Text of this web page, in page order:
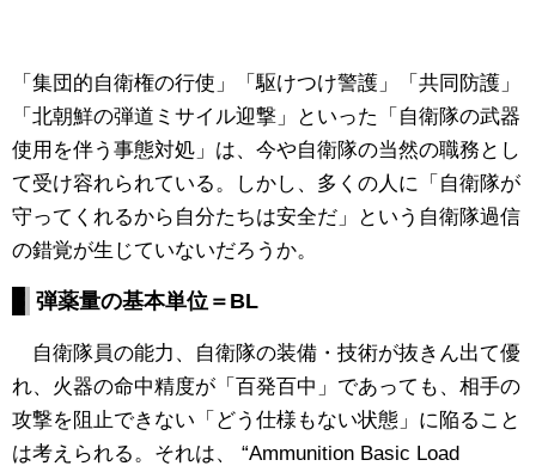
「集団的自衛権の行使」「駆けつけ警護」「共同防護」
「北朝鮮の弾道ミサイル迎撃」といった「自衛隊の武器
使用を伴う事態対処」は、今や自衛隊の当然の職務とし
て受け容れられている。しかし、多くの人に「自衛隊が
守ってくれるから自分たちは安全だ」という自衛隊過信
の錯覚が生じていないだろうか。
弾薬量の基本単位＝BL
自衛隊員の能力、自衛隊の装備・技術が抜きん出て優
れ、火器の命中精度が「百発百中」であっても、相手の
攻撃を阻止できない「どう仕様もない状態」に陥ること
は考えられる。それは、 “Ammunition Basic Load